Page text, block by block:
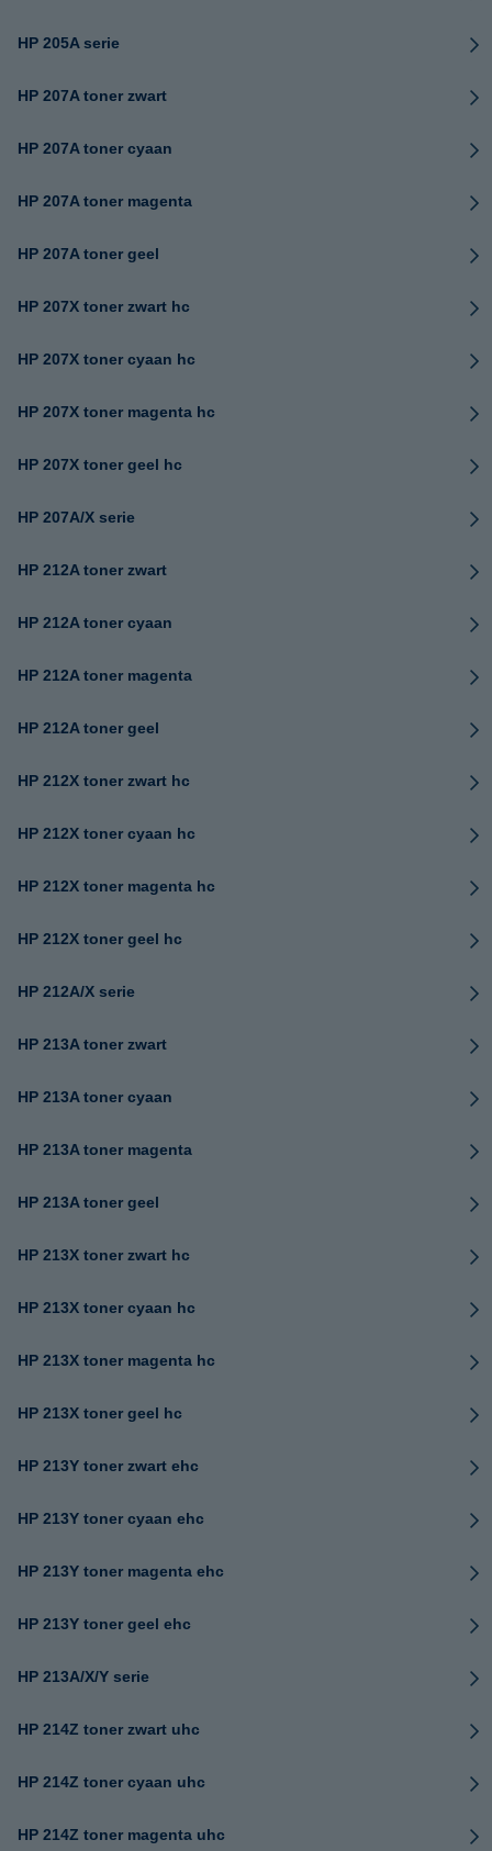
HP 205A serie
HP 207A toner zwart
HP 207A toner cyaan
HP 207A toner magenta
HP 207A toner geel
HP 207X toner zwart hc
HP 207X toner cyaan hc
HP 207X toner magenta hc
HP 207X toner geel hc
HP 207A/X serie
HP 212A toner zwart
HP 212A toner cyaan
HP 212A toner magenta
HP 212A toner geel
HP 212X toner zwart hc
HP 212X toner cyaan hc
HP 212X toner magenta hc
HP 212X toner geel hc
HP 212A/X serie
HP 213A toner zwart
HP 213A toner cyaan
HP 213A toner magenta
HP 213A toner geel
HP 213X toner zwart hc
HP 213X toner cyaan hc
HP 213X toner magenta hc
HP 213X toner geel hc
HP 213Y toner zwart ehc
HP 213Y toner cyaan ehc
HP 213Y toner magenta ehc
HP 213Y toner geel ehc
HP 213A/X/Y serie
HP 214Z toner zwart uhc
HP 214Z toner cyaan uhc
HP 214Z toner magenta uhc